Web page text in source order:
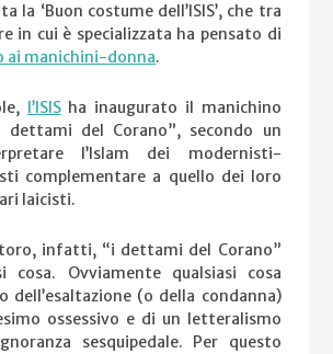
la ‘Buon costume dell’ISIS’, che tra
in cui è specializzata ha pensato di
ai manichini-donna.
l’ISISha inaugurato il manichino
dettami del Corano”, secondo un
l’Islam dei modernisti-
complementare a quello dei loro
laicisti.
infatti, “i dettami del Corano”
cosa. Ovviamente qualsiasi cosa
dell’esaltazione (o della condanna)
ossessivo e di un letteralismo
sesquipedale. Per questo